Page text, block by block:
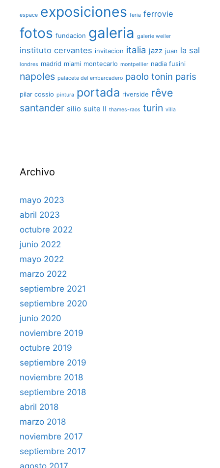
espace exposiciones feria ferrovie
fotos fundacion galeria galerie weiler
instituto cervantes invitacion italia jazz juan la sal
londres madrid miami montecarlo montpellier nadia fusini
napoles palacete del embarcadero paolo tonin paris
pilar cossio pintura portada riverside rêve
santander silio suite II thames-raos turin villa
Archivo
mayo 2023
abril 2023
octubre 2022
junio 2022
mayo 2022
marzo 2022
septiembre 2021
septiembre 2020
junio 2020
noviembre 2019
octubre 2019
septiembre 2019
noviembre 2018
septiembre 2018
abril 2018
marzo 2018
noviembre 2017
septiembre 2017
agosto 2017